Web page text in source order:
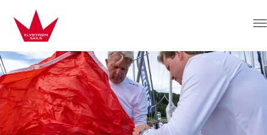
Hop direkte til indhold
Elvstrøm Sails